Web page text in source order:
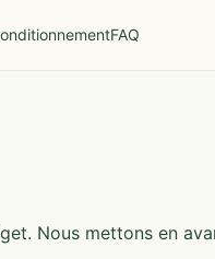
FAQ
Nous mettons en